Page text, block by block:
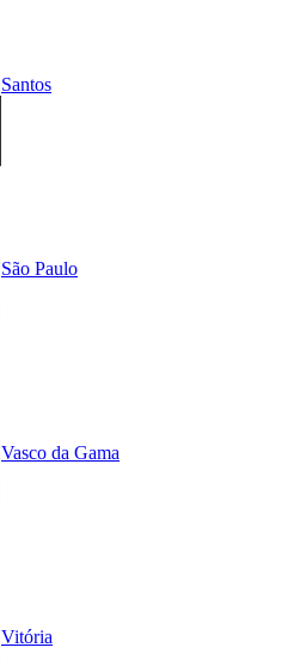
Santos
São Paulo
Vasco da Gama
Vitória